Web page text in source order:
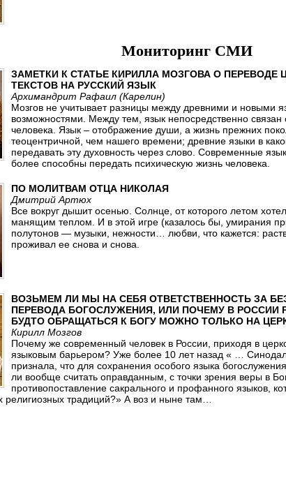
Мониторинг СМИ
ЗАМЕТКИ К СТАТЬЕ КИРИЛЛА МОЗГОВА О ПЕРЕВОДЕ
ТЕКСТОВ НА РУССКИЙ ЯЗЫК
Архимандрит Рафаил (Карелин)
Мозгов не учитывает разницы между древними и новыми
возможностями. Между тем, язык непосредственно
человека. Язык – отображение души, а жизнь прежних
теоцентричной, чем нашего времени; древние языки в
передавать эту духовность через слово. Современные
более способны передать психическую жизнь человека.
ПО МОЛИТВАМ ОТЦА НИКОЛАЯ
Дмитрий Артюх
Все вокруг дышит осенью. Солнце, от которого летом
манящим теплом. И в этой игре (казалось бы, умирания
полутонов — музыки, нежности… любви, что кажется:
проживал ее снова и снова.
ВОЗЬМЕМ ЛИ МЫ НА СЕБЯ ОТВЕТСТВЕННОСТЬ ЗА
ПЕРЕВОДА БОГОСЛУЖЕНИЯ, ИЛИ ПОЧЕМУ В РОССИИ
БУДТО ОБРАЩАТЬСЯ К БОГУ МОЖНО ТОЛЬКО НА
Кирилл Мозгов
Почему же современный человек в России, приходя в
языковым барьером? Уже более 10 лет назад « …
признала, что для сохранения особого языка
ли вообще считать оправданным, с точки зрения веры в
противопоставление сакрального и профанного языков,
религиозных традиций?» А воз и ныне там…